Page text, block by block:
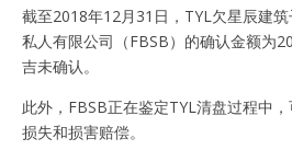
截至2018年12月31日，TYL欠星辰建
私人有限公司（FBSB）的确认金额为
吉未确认。
此外，FBSB正在鉴定TYL清盘过程中
损失和损害赔偿。